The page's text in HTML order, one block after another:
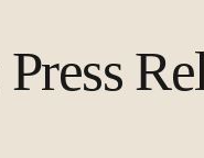
Press